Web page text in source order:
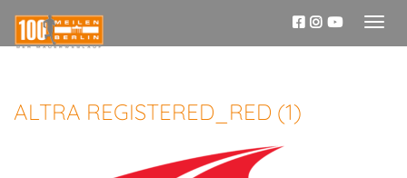
ALTRA REGISTERED_RED (1)